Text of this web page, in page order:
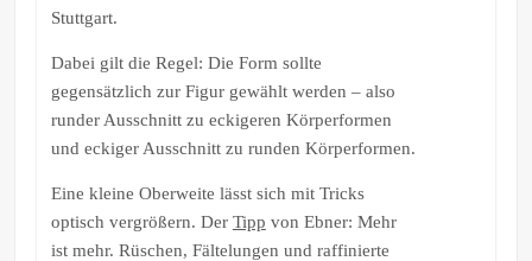
Stuttgart.
Dabei gilt die Regel: Die Form sollte
gegensätzlich zur Figur gewählt werden – also
runder Ausschnitt zu eckigeren Körperformen
und eckiger Ausschnitt zu runden Körperformen.
Eine kleine Oberweite lässt sich mit Tricks
optisch vergrößern. Der Tipp von Ebner: Mehr
ist mehr. Rüschen, Fältelungen und raffinierte